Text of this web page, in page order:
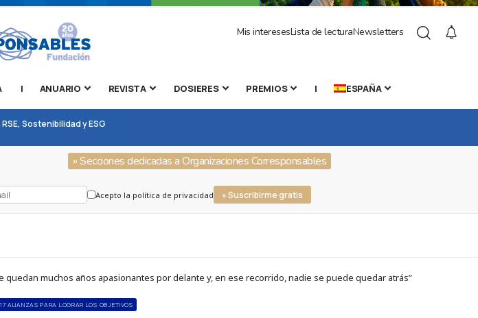
Mis interesesLista de lecturaNewsletters
| ANUARIO REVISTA DOSIERES PREMIOS | ESPAÑA
Sostenibilidad y ESG
» Secciones dedicadas a Organizaciones Corresponsables
Acepto la política de privacidad » Suscribirme gratis
quedan muchos años apasionantes por delante y, en ese recorrido, nadie se puede quedar atrás”
ALIANZAS PARA LOGRAR LOS OBJETIVOS